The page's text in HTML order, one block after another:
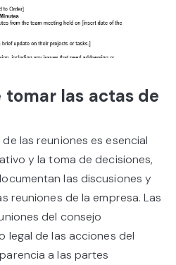
las actas de
las reuniones es esencial
y la toma de decisiones,
las discusiones y
reuniones de la empresa. Las
del consejo
legal de las acciones del
a las partes